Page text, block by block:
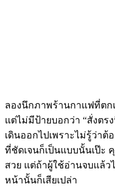
ลองนึกภาพร้านกาแฟที่ตก
แต่ไม่มีป้ายบอกว่า “สั่งตร
เดินออกไปเพราะไม่รู้ว่า
ที่ชัดเจนก็เป็นแบบนั้นเป๊ะ
สวย แต่ถ้าผู้ใช้อ่านจบแล้ว
หน้านั้นก็เสียเปล่า